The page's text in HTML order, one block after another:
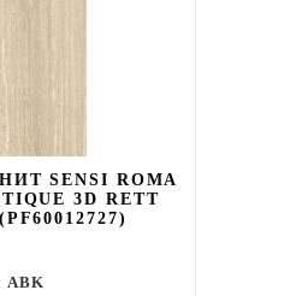
SENSI ROMA
3D RETT
ABK